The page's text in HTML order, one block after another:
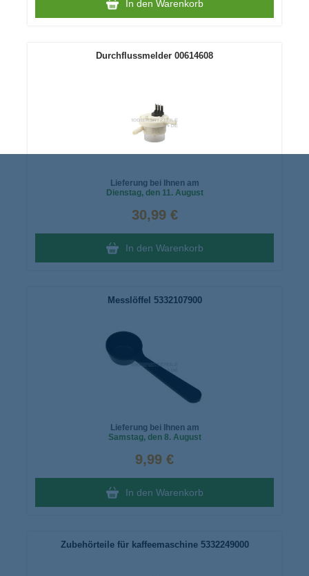
In den Warenkorb
Durchflussmelder 00614608
Lieferung bei Ihnen am
Dienstag, den 11. August
30,99 €
In den Warenkorb
Messlöffel 5332107900
Lieferung bei Ihnen am
Samstag, den 8. August
9,99 €
In den Warenkorb
Zubehörteile für kaffeemaschine 5332249000